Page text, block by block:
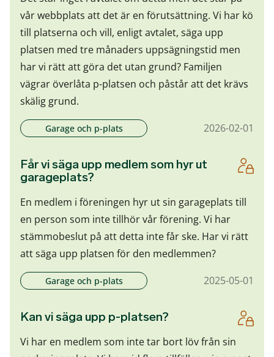
vår webbplats att det är en förutsättning. Vi har kö
till platserna och vill, enligt avtalet, säga upp
platsen med tre månaders uppsägningstid men
har vi rätt att göra det utan grund? Familjen
vägrar överlåta p-platsen och påstår att det krävs
skälig grund.
Garage och p-plats 2026-02-01
Får vi säga upp medlem som hyr ut
garageplats?
En medlem i föreningen hyr ut sin garageplats till
en person som inte tillhör vår förening. Vi har
stämmobeslut på att detta inte får ske. Har vi rätt
att säga upp platsen för den medlemmen?
Garage och p-plats 2025-05-01
Kan vi säga upp p-platsen?
Vi har en medlem som inte tar bort löv från sin